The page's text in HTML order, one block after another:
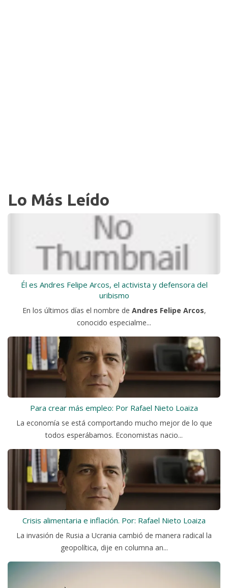
Lo Más Leído
Él es Andres Felipe Arcos, el activista y defensora del
uribismo
En los últimos días el nombre de Andres Felipe Arcos,
conocido especialme...
Para crear más empleo: Por Rafael Nieto Loaiza
La economía se está comportando mucho mejor de lo que
todos esperábamos. Economistas nacio...
Crisis alimentaria e inflación. Por: Rafael Nieto Loaiza
La invasión de Rusia a Ucrania cambió de manera radical la
geopolítica, dije en columna an...